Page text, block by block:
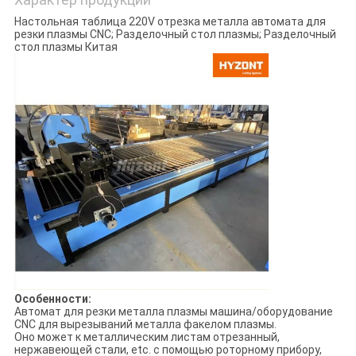
Настольная таблица 220V отрезка металла автомата для
резки плазмы CNC; Разделочный стол плазмы; Разделочный
стол плазмы Китая
Особенности:
Автомат для резки металла плазмы машина/оборудование
CNC для вырезываний металла факелом плазмы.
Оно может к металлическим листам отрезанный,
нержавеющей стали, etc. с помощью роторному прибору,